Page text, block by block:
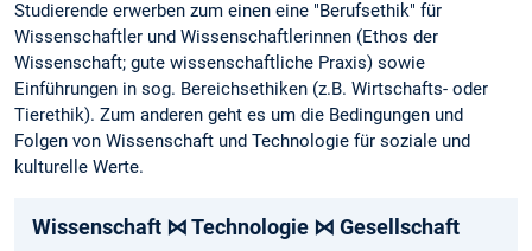
Studierende erwerben zum einen eine "Berufsethik" für
Wissenschaftler und Wissenschaftlerinnen (Ethos der
Wissenschaft; gute wissenschaftliche Praxis) sowie
Einführungen in sog. Bereichsethiken (z.B. Wirtschafts- oder
Tierethik). Zum anderen geht es um die Bedingungen und
Folgen von Wissenschaft und Technologie für soziale und
kulturelle Werte.
Wissenschaft ⋈ Technologie ⋈ Gesellschaft